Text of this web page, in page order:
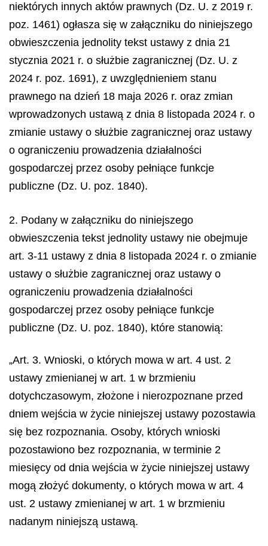
niektórych innych aktów prawnych (Dz. U. z 2019 r.
poz. 1461) ogłasza się w załączniku do niniejszego
obwieszczenia jednolity tekst ustawy z dnia 21
stycznia 2021 r. o służbie zagranicznej (Dz. U. z
2024 r. poz. 1691), z uwzględnieniem stanu
prawnego na dzień 18 maja 2026 r. oraz zmian
wprowadzonych ustawą z dnia 8 listopada 2024 r. o
zmianie ustawy o służbie zagranicznej oraz ustawy
o ograniczeniu prowadzenia działalności
gospodarczej przez osoby pełniące funkcje
publiczne (Dz. U. poz. 1840).
2. Podany w załączniku do niniejszego
obwieszczenia tekst jednolity ustawy nie obejmuje
art. 3-11 ustawy z dnia 8 listopada 2024 r. o zmianie
ustawy o służbie zagranicznej oraz ustawy o
ograniczeniu prowadzenia działalności
gospodarczej przez osoby pełniące funkcje
publiczne (Dz. U. poz. 1840), które stanowią:
„Art. 3. Wnioski, o których mowa w art. 4 ust. 2
ustawy zmienianej w art. 1 w brzmieniu
dotychczasowym, złożone i nierozpoznane przed
dniem wejścia w życie niniejszej ustawy pozostawia
się bez rozpoznania. Osoby, których wnioski
pozostawiono bez rozpoznania, w terminie 2
miesięcy od dnia wejścia w życie niniejszej ustawy
mogą złożyć dokumenty, o których mowa w art. 4
ust. 2 ustawy zmienianej w art. 1 w brzmieniu
nadanym niniejszą ustawą.